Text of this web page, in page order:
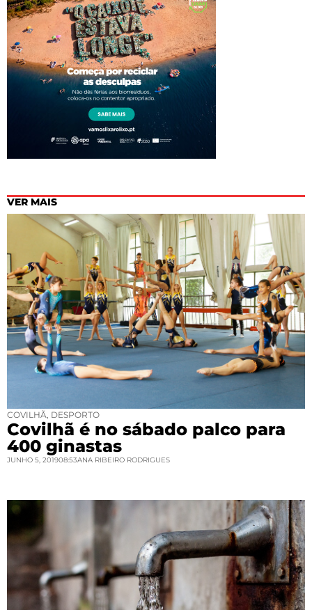
VER MAIS
COVILHÃ DESPORTO
Covilhã é no sábado palco para
400 ginastas
JUNHO 5, 201908:53ANA RIBEIRO RODRIGUES